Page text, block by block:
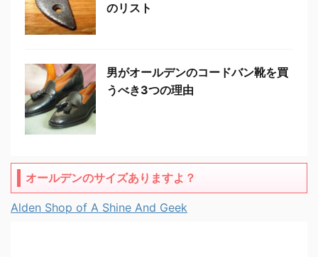
のリスト
男がオールデンのコードバン靴を買
うべき3つの理由
オールデンのサイズありますよ？
Alden Shop of A Shine And Geek